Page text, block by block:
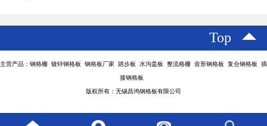
Top
主营产品：钢格栅 镀锌钢格板 钢格板厂家 踏步板 水沟盖板 整流格栅 齿形钢格板 复合钢格板 插
接钢格板
版权所有：无锡昌鸿钢格板有限公司